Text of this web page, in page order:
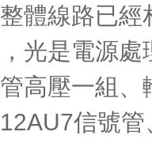
體線路已
光是電源
高壓一組
信號